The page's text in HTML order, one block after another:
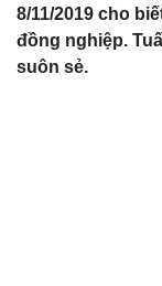
8/11/2019 cho
đồng nghiệp.
suôn sẻ.